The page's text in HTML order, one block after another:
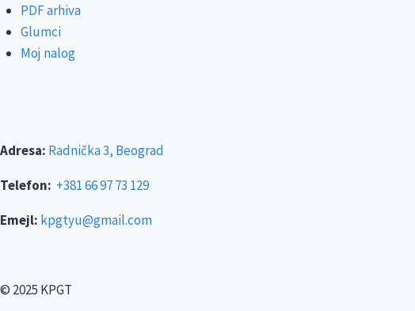
PDF arhiva
Glumci
Moj nalog
Adresa: Radnička 3, Beograd
Telefon: +381 66 97 73 129
Emejl: kpgtyu@gmail.com
© 2025 KPGT